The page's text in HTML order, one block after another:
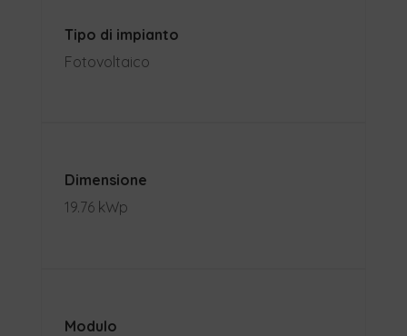
Tipo di impianto
Fotovoltaico
Dimensione
19.76 kWp
Modulo